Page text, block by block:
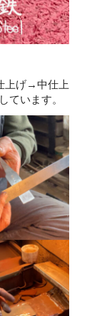
上げ→中仕上
います。